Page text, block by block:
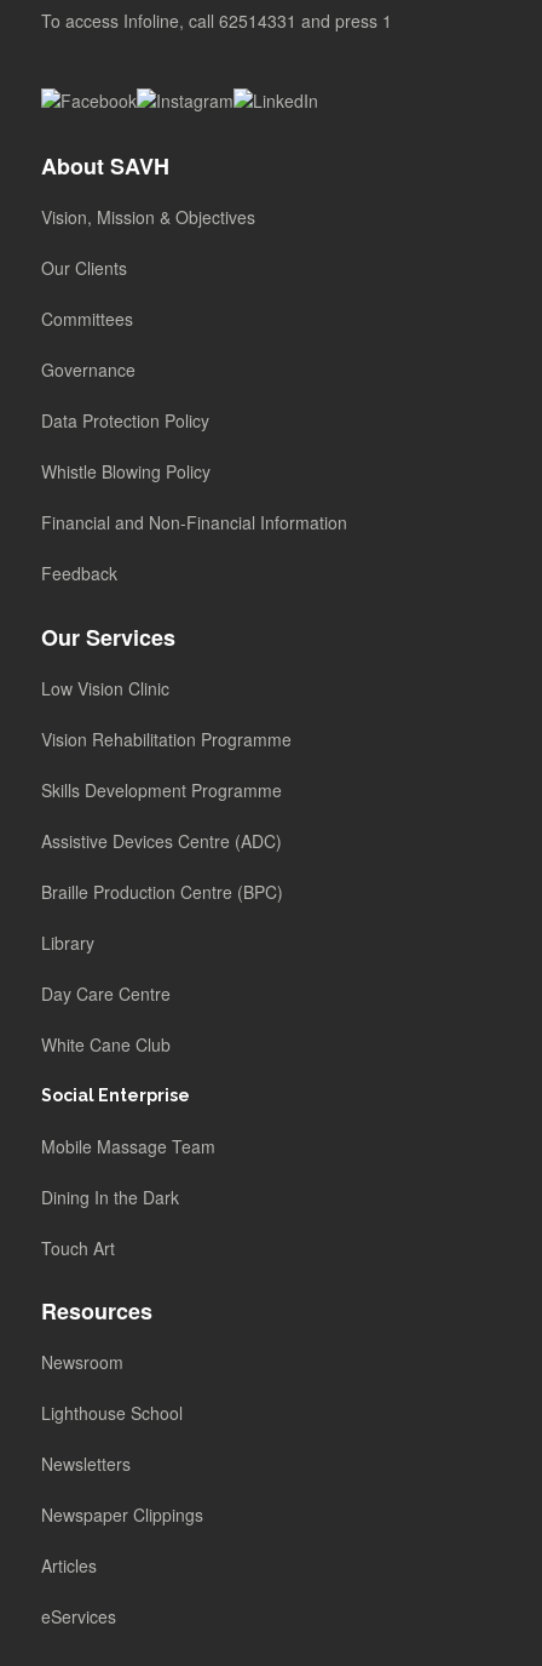
To access Infoline, call 62514331 and press 1
About SAVH
Vision, Mission & Objectives
Our Clients
Committees
Governance
Data Protection Policy
Whistle Blowing Policy
Financial and Non-Financial Information
Feedback
Our Services
Low Vision Clinic
Vision Rehabilitation Programme
Skills Development Programme
Assistive Devices Centre (ADC)
Braille Production Centre (BPC)
Library
Day Care Centre
White Cane Club
Social Enterprise
Mobile Massage Team
Dining In the Dark
Touch Art
Resources
Newsroom
Lighthouse School
Newsletters
Newspaper Clippings
Articles
eServices